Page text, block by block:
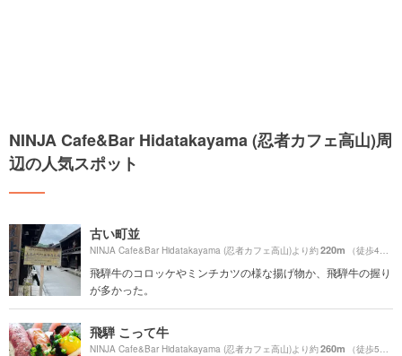
NINJA Cafe&Bar Hidatakayama (忍者カフェ高山)周
辺の人気スポット
古い町並
NINJA Cafe&Bar Hidatakayama (忍者カフェ高山)より約220m （徒歩4分）
飛騨牛のコロッケやミンチカツの様な揚げ物か、飛騨牛の握り
が多かった。
飛騨 こって牛
NINJA Cafe&Bar Hidatakayama (忍者カフェ高山)より約260m （徒歩5分）